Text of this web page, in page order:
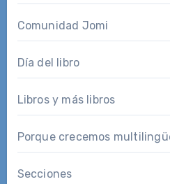
Comunidad Jomi
Día del libro
Libros y más libros
Porque crecemos
Secciones